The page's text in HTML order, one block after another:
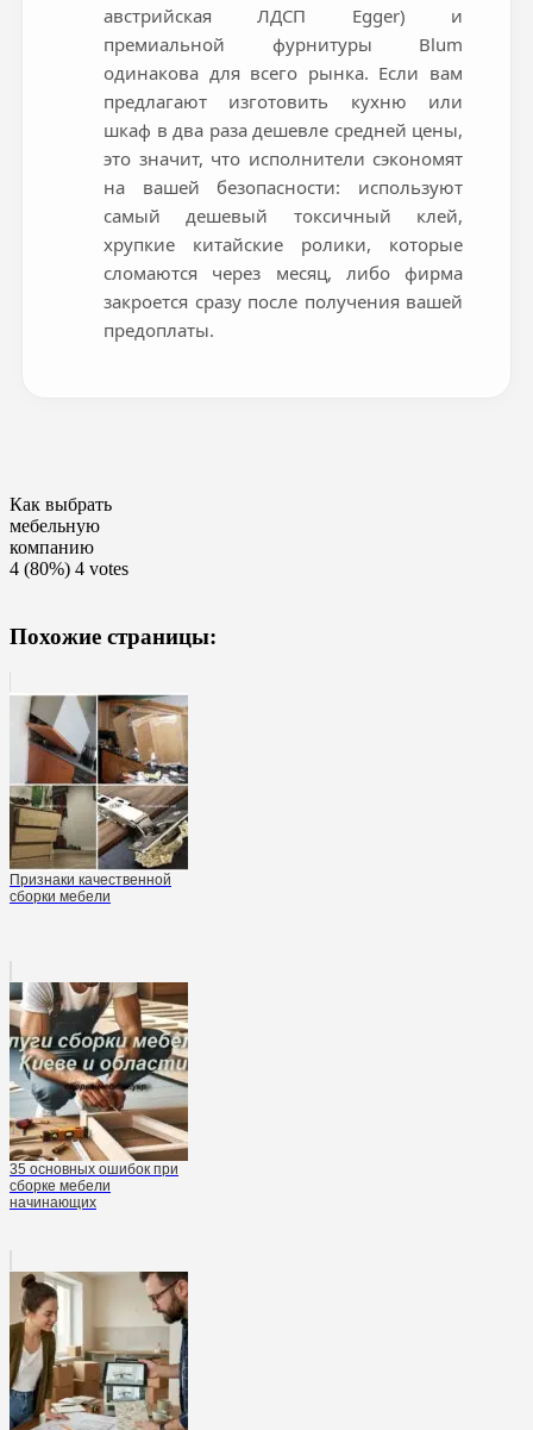
австрийская ЛДСП Egger) и
премиальной фурнитуры Blum
одинакова для всего рынка. Если вам
предлагают изготовить кухню или
шкаф в два раза дешевле средней цены,
это значит, что исполнители сэкономят
на вашей безопасности: используют
самый дешевый токсичный клей,
хрупкие китайские ролики, которые
сломаются через месяц, либо фирма
закроется сразу после получения вашей
предоплаты.
Как выбрать
мебельную
компанию
4 (80%) 4 votes
Похожие страницы:
Признаки качественной
сборки мебели
35 основных ошибок при
сборке мебели
начинающих